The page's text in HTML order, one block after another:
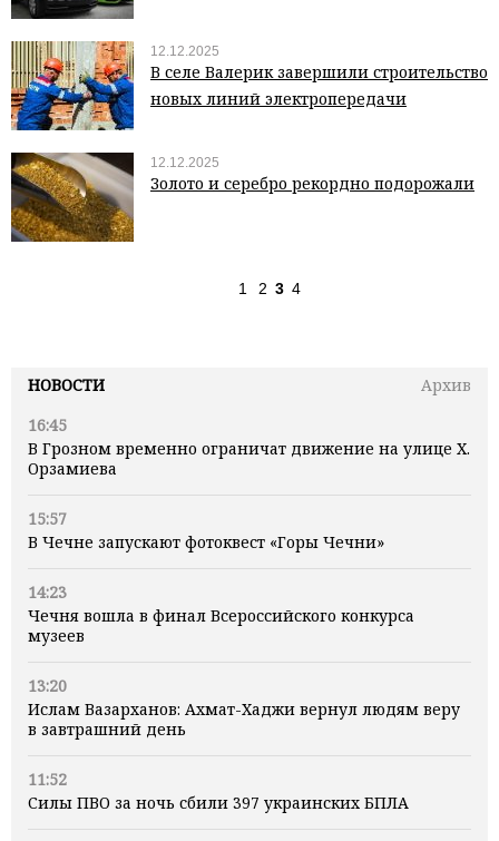
НОВОСТИ
Архив
16:45
В Грозном временно ограничат движение на улице Х.
Орзамиева
15:57
В Чечне запускают фотоквест «Горы Чечни»
14:23
Чечня вошла в финал Всероссийского конкурса
музеев
13:20
Ислам Вазарханов: Ахмат-Хаджи вернул людям веру
в завтрашний день
11:52
Силы ПВО за ночь сбили 397 украинских БПЛА
12.12.2025
В селе Валерик завершили строительство
новых линий электропередачи
12.12.2025
Золото и серебро рекордно подорожали
1 2 3 4